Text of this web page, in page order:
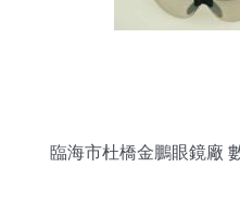
臨海市杜橋金鵬眼鏡廠